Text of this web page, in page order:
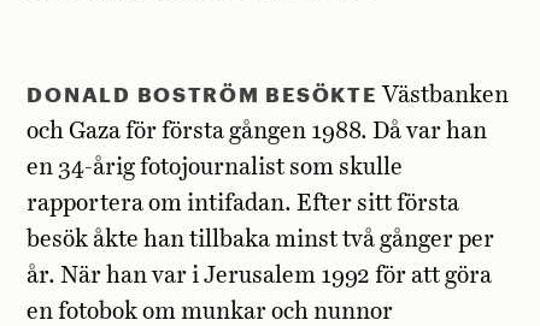
DONALD BOSTRÖM BESÖKTEVästbanken
och Gaza för första gången 1988. Då var han
en 34-årig fotojournalist som skulle
rapportera om intifadan. Efter sitt första
besök åkte han tillbaka minst två gånger per
år. När han var i Jerusalem 1992 för att göra
en fotobok om munkar och nunnor